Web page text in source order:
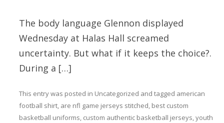
The body language Glennon displayed
Wednesday at Halas Hall screamed
uncertainty. But what if it keeps the choice?.
During a […]
This entry was posted in Uncategorized and tagged american
football shirt, are nfl game jerseys stitched, best custom
basketball uniforms, custom authentic basketball jerseys,youth